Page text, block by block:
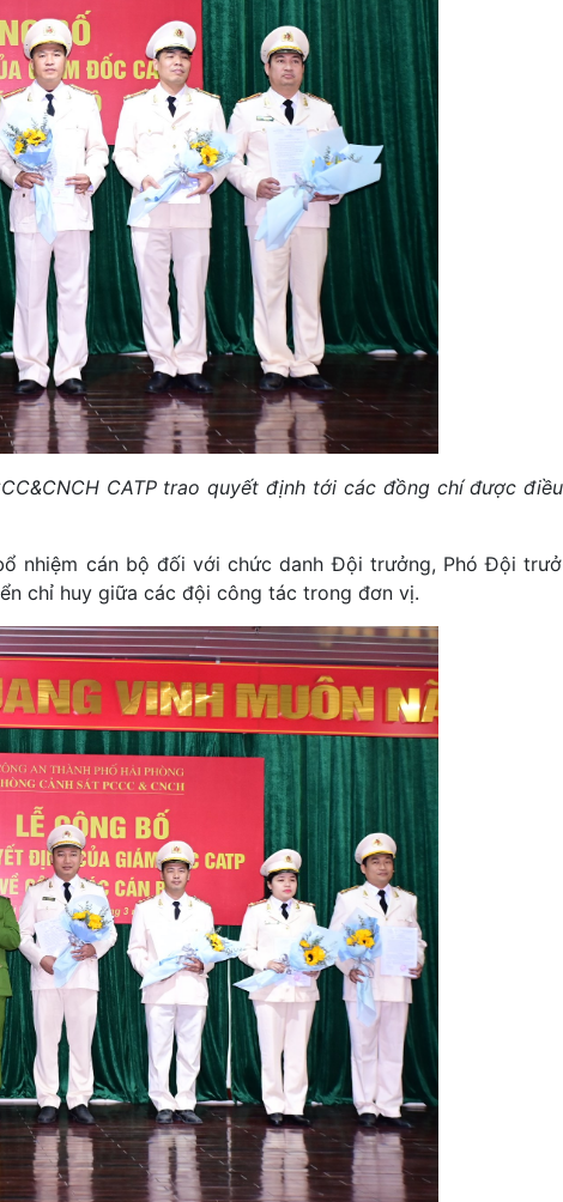
CATP trao quyết định tới các đồng chí được
nhiệm cán bộ đối với chức danh Đội trưởng, Phó Đội
chỉ huy giữa các đội công tác trong đơn vị.